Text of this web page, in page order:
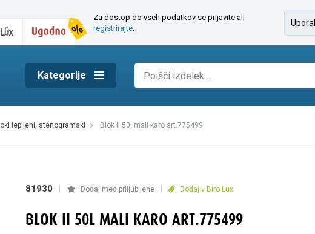
Za dostop do vseh podatkov se prijavite ali
registrirajte
Kategorije
bloki lepljeni, stenogramski blok ii 50l mali karo art.775499
81930 Dodaj med priljubljene Dodaj v Biro Lux
BLOK II 50L MALI KARO ART.775499